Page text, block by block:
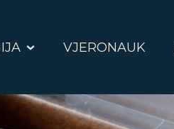
VJERONAUK